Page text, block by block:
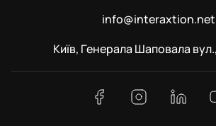
info@interaxtion.net
Київ, Генерала Шаповала